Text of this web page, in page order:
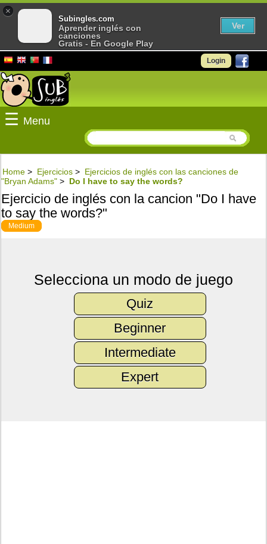
Login
☰ Menu
Home > Ejercicios > Ejercicios de inglés con las canciones de
"Bryan Adams" > Do I have to say the words?
Ejercicio de inglés con la cancion "Do I have
to say the words?"
Medium
Selecciona un modo de juego
Quiz
Beginner
Intermediate
Expert
×
Subingles.com
Aprender inglés con
canciones
Gratis - En Google Play
Ver